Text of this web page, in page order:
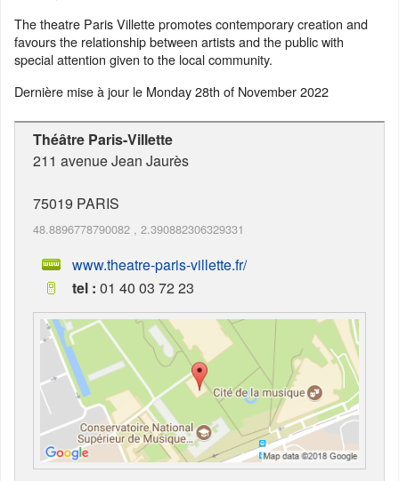
The theatre Paris Villette promotes contemporary creation and
favours the relationship between artists and the public with
special attention given to the local community.
Dernière mise à jour le Monday 28th of November 2022
Théâtre Paris-Villette
211 avenue Jean Jaurès
75019 PARIS
48.8896778790082 , 2.390882306329331
www.theatre-paris-villette.fr/
tel : 01 40 03 72 23